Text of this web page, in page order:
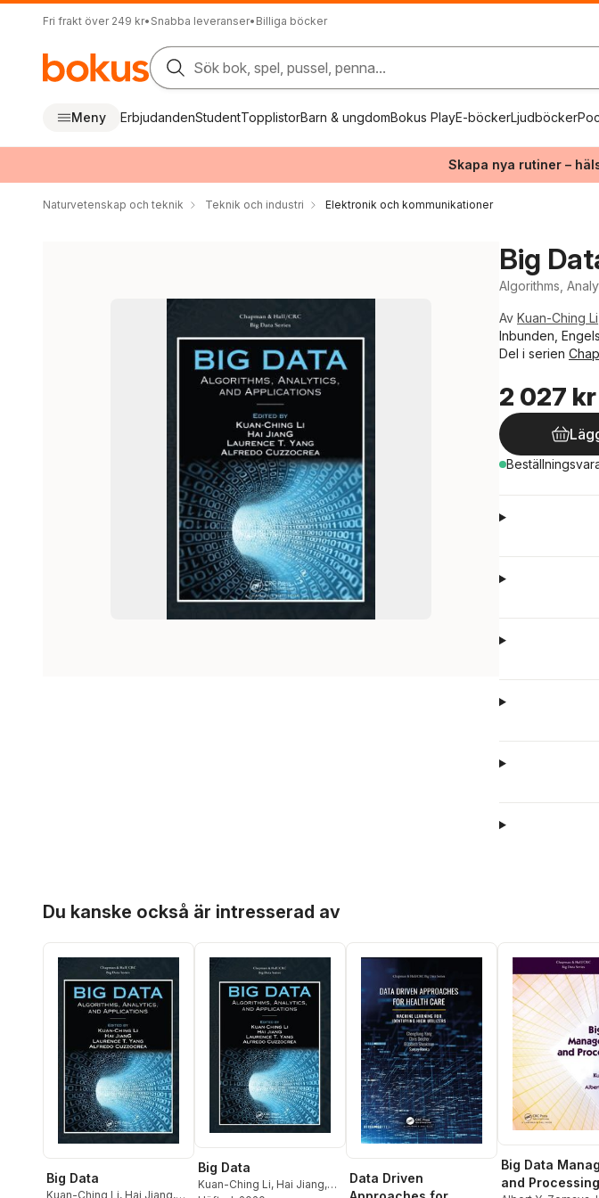
Fri frakt över 249 kr• Snabba leveranser• Billiga böcker
Sök bok, spel, pussel, penna...
Meny ErbjudandenStudentTopplistorBarn & ungdomBokus PlayE-böckerLjudböcker
Skapa nya rutiner –
Naturvetenskap och teknik Teknik och industri Elektronik och kommunikationer
Big
Algorithms,
Av Kuan-Ching Li
Inbunden,
Del i serien
2 027 kr
Du kanske också är intresserad av
Big Data
Kuan-Ching Li, Hai Jiang,
Big Data
Kuan-Ching Li, Hai Jiang,
Data Driven
Big Data
and Processing